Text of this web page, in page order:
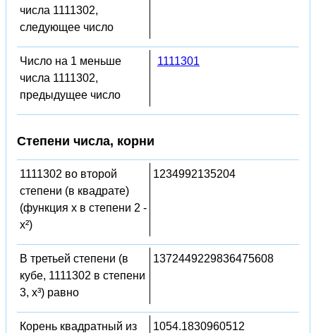
числа 1111302,
следующее число
Число на 1 меньше
числа 1111302,
предыдущее число
1111301
Степени числа, корни
1111302 во второй
степени (в квадрате)
(функция x в степени 2 -
x²)
1234992135204
В третьей степени (в
кубе, 1111302 в степени
3, x³) равно
1372449229836475608
Корень квадратный из
1054.1830960512